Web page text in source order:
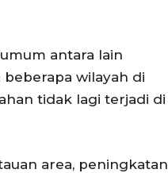
antara lain
wilayah di
tidak lagi terjadi di
area, peningkatan